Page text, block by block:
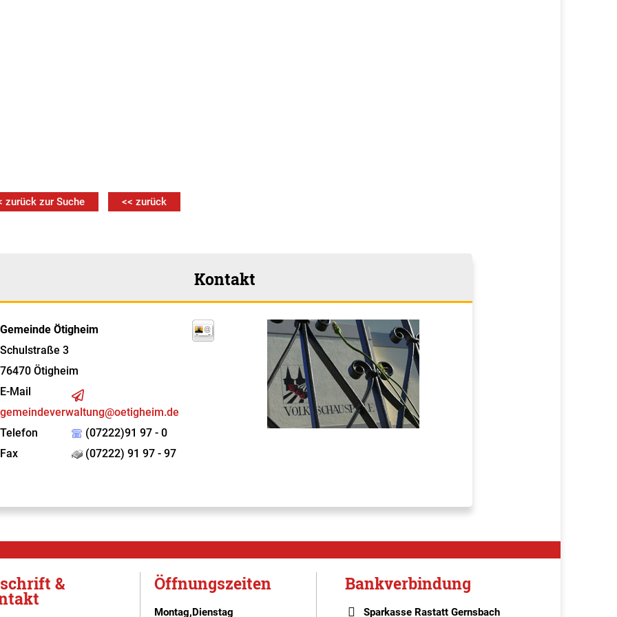
zurück zur Suche << zurück
Kontakt
Gemeinde Ötigheim
Schulstraße 3
76470 Ötigheim
E-Mail
gemeindeverwaltung@oetigheim.de
Telefon
(07222)91 97 - 0
Fax
(07222) 91 97 - 97
& Öffnungszeiten
Montag,Dienstag
Bankverbindung
Sparkasse Rastatt Gernsbach